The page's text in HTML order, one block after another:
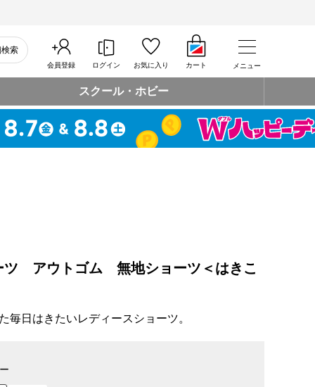
索
会員登録 ログイン お気に入り カート メニュー
スクール・ホビー
アウトゴム 無地ショーツ＜はきこ
毎日はきたいレディースショーツ。